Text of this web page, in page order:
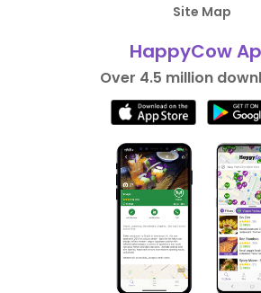
Site Map
HappyCow
Over 4.5 million